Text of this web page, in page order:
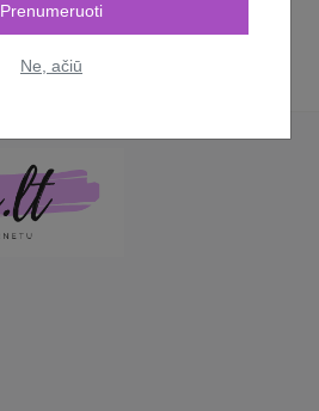
Prenumeruoti
Ne, ačiū